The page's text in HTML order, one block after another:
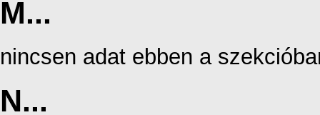
M...
nincsen adat ebben a
N...